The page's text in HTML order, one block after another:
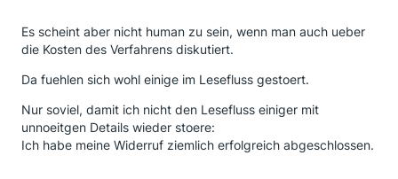
Es scheint aber nicht human zu sein, wenn man auch ueber
die Kosten des Verfahrens diskutiert.
Da fuehlen sich wohl einige im Lesefluss gestoert.
Nur soviel, damit ich nicht den Lesefluss einiger mit
unnoeitgen Details wieder stoere:
Ich habe meine Widerruf ziemlich erfolgreich abgeschlossen.